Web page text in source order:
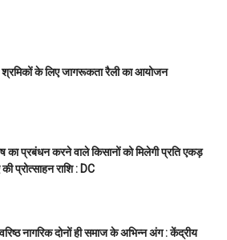
श्रमिकों के लिए जागरूकता रैली का आयोजन
प्रबंधन करने वाले किसानों को मिलेगी प्रति एकड़
प्रोत्साहन राशि : DC
नागरिक दोनों ही समाज के अभिन्न अंग : केंद्रीय